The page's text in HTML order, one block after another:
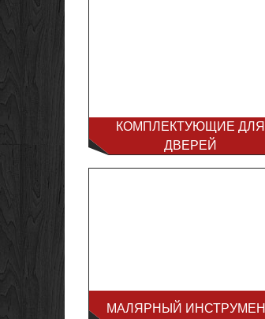
КОМПЛЕКТУЮЩИЕ ДЛЯ
ДВЕРЕЙ
МАЛЯРНЫЙ